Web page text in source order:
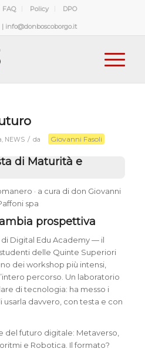
FAQ Policy DPO
| info@donboscoborgo.it
, NEWS / da Giovanni Fasoli
di Maturità e
· a cura di don Giovanni
spa
prospettiva
Digital Edu Academy — il
delle Quinte Superiori
dei workshop più intensi,
percorso. Un laboratorio
di tecnologia: ha messo i
usarla davvero, con testa e con
del futuro digitale: Metaverso,
e Robotica. Il formato?